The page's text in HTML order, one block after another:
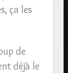
ça les
de
déjà le